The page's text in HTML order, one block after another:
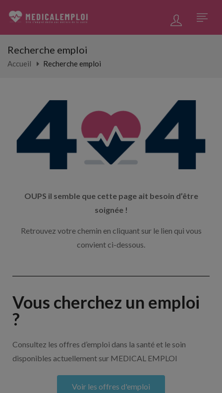
Recherche emploi
Accueil Recherche emploi
OUPS il semble que cette page ait besoin d’être
soignée !
Retrouvez votre chemin en cliquant sur le lien qui vous
convient ci-dessous.
Vous cherchez un emploi
?
Consultez les offres d’emploi dans la santé et le soin
disponibles actuellement sur MEDICAL EMPLOI
Voir les offres d'emploi